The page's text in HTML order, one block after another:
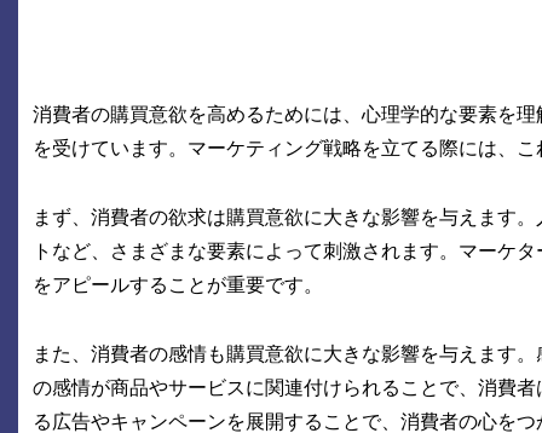
消費者の購買意欲を高めるためには、心理学的な要素を
を受けています。マーケティング戦略を立てる際には、
まず、消費者の欲求は購買意欲に大きな影響を与えます
トなど、さまざまな要素によって刺激されます。マーケ
をアピールすることが重要です。
また、消費者の感情も購買意欲に大きな影響を与えます
の感情が商品やサービスに関連付けられることで、消費
る広告やキャンペーンを展開することで、消費者の心を